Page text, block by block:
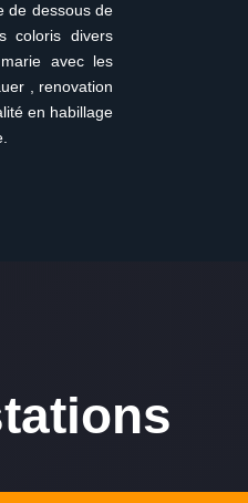
de dessous de
coloris divers
avec les
, renovation
en habillage